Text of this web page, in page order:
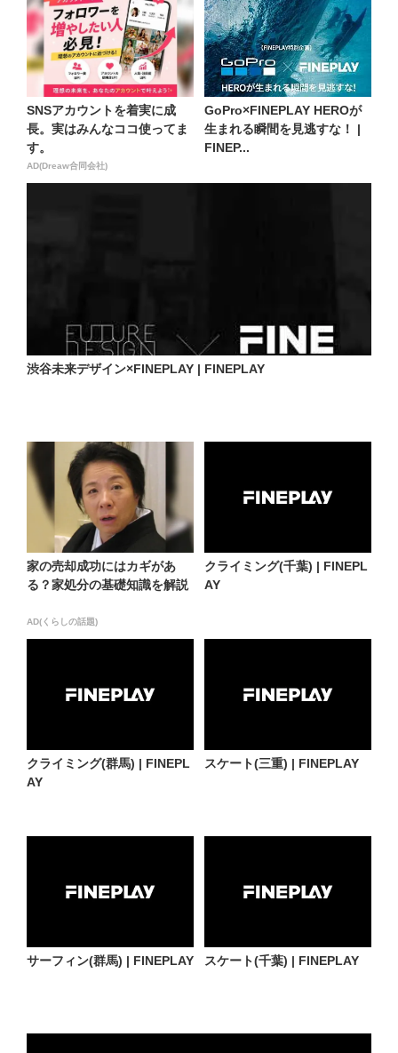
SNSアカウントを着実に成
長。実はみんなココ使ってま
す。
AD(Dreaw合同会社)
GoPro×FINEPLAY HEROが
生まれる瞬間を見逃すな！ |
FINEP...
渋谷未来デザイン×FINEPLAY | FINEPLAY
家の売却成功にはカギがあ
る？家処分の基礎知識を解説
AD(くらしの話題)
クライミング(千葉) | FINEPL
AY
クライミング(群馬) | FINEPL
AY
スケート(三重) | FINEPLAY
サーフィン(群馬) | FINEPLAY スケート(千葉) | FINEPLAY